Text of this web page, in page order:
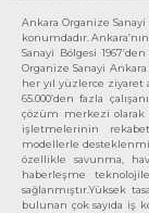
Ankara Organize
konumdadır.
Sanayi Bölgesi
Organize Sanayi
her yıl yüzlerce ziyaret
65.000’den fazla
çözüm merkezi olarak
işletmelerinin
modellerle
özellikle savunma,
haberleşme
sağlanmıştır.Yüksek
bulunan çok sayıda iş